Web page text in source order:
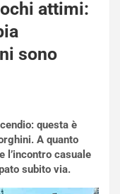
attimi:
sono
questa è
A quanto
l’incontro casuale
subito via.